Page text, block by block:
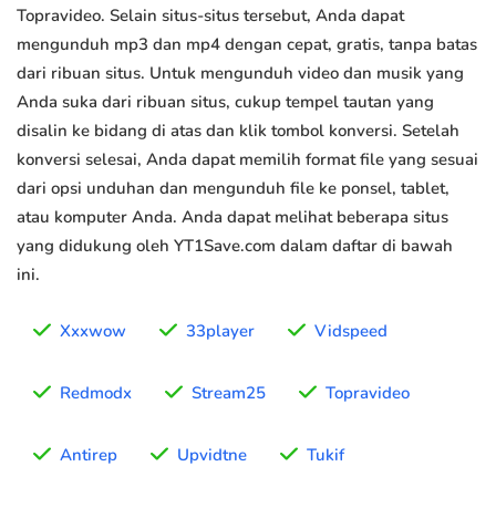
Topravideo. Selain situs-situs tersebut, Anda dapat
mengunduh mp3 dan mp4 dengan cepat, gratis, tanpa batas
dari ribuan situs. Untuk mengunduh video dan musik yang
Anda suka dari ribuan situs, cukup tempel tautan yang
disalin ke bidang di atas dan klik tombol konversi. Setelah
konversi selesai, Anda dapat memilih format file yang sesuai
dari opsi unduhan dan mengunduh file ke ponsel, tablet,
atau komputer Anda. Anda dapat melihat beberapa situs
yang didukung oleh YT1Save.com dalam daftar di bawah
ini.
Xxxwow 33player Vidspeed
Redmodx Stream25 Topravideo
Antirep Upvidtne Tukif